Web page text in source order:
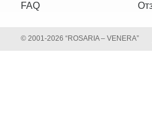
FAQ
© 2001-2026 “ROSARIA – VENERA”